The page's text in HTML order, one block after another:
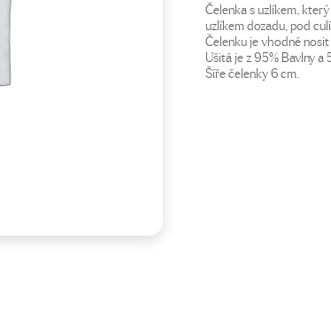
Čelenka s uzlíkem,
uzlíkem dozadu, pod
Čelenku je vhodné
Ušitá je z 95% Bavlny a
Šíře čelenky 6 cm.